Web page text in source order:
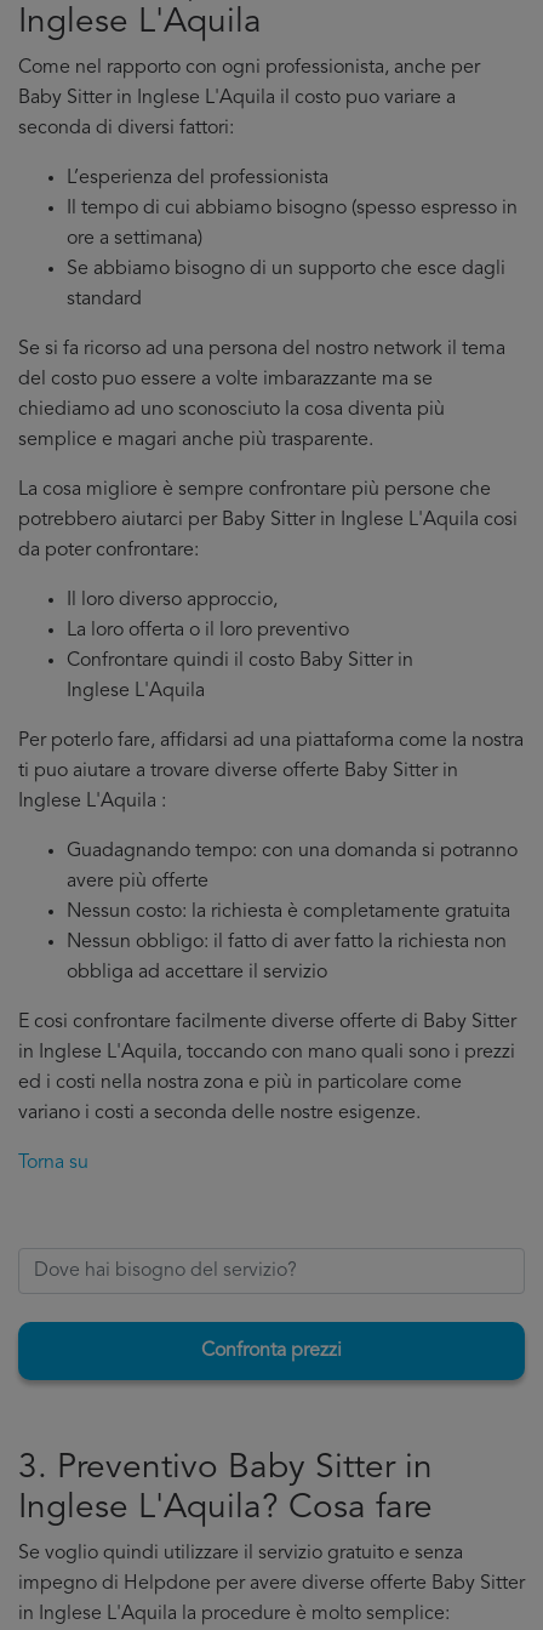
Inglese L'Aquila
Come nel rapporto con ogni professionista, anche per
Baby Sitter in Inglese L'Aquila il costo puo variare a
seconda di diversi fattori:
L’esperienza del professionista
Il tempo di cui abbiamo bisogno (spesso espresso in
ore a settimana)
Se abbiamo bisogno di un supporto che esce dagli
standard
Se si fa ricorso ad una persona del nostro network il tema
del costo puo essere a volte imbarazzante ma se
chiediamo ad uno sconosciuto la cosa diventa più
semplice e magari anche più trasparente.
La cosa migliore è sempre confrontare più persone che
potrebbero aiutarci per Baby Sitter in Inglese L'Aquila cosi
da poter confrontare:
Il loro diverso approccio,
La loro offerta o il loro preventivo
Confrontare quindi il costo Baby Sitter in
Inglese L'Aquila
Per poterlo fare, affidarsi ad una piattaforma come la nostra
ti puo aiutare a trovare diverse offerte Baby Sitter in
Inglese L'Aquila :
Guadagnando tempo: con una domanda si potranno
avere più offerte
Nessun costo: la richiesta è completamente gratuita
Nessun obbligo: il fatto di aver fatto la richiesta non
obbliga ad accettare il servizio
E cosi confrontare facilmente diverse offerte di Baby Sitter
in Inglese L'Aquila, toccando con mano quali sono i prezzi
ed i costi nella nostra zona e più in particolare come
variano i costi a seconda delle nostre esigenze.
Torna su
Confronta prezzi
3. Preventivo Baby Sitter in
Inglese L'Aquila? Cosa fare
Se voglio quindi utilizzare il servizio gratuito e senza
impegno di Helpdone per avere diverse offerte Baby Sitter
in Inglese L'Aquila la procedure è molto semplice: